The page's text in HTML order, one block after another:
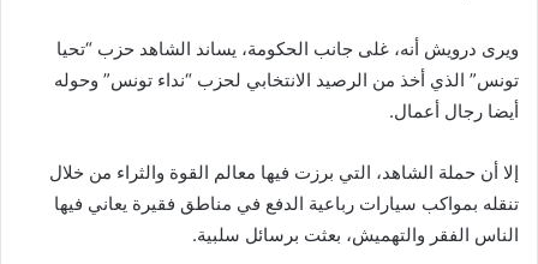
ويرى درويش أنه، غلى جانب الحكومة، يساند الشاهد حزب “تحيا
تونس” الذي أخذ من الرصيد الانتخابي لحزب “نداء تونس” وحوله
أيضا رجال أعمال.
إلا أن حملة الشاهد، التي برزت فيها معالم القوة والثراء من خلال
تنقله بمواكب سيارات رباعية الدفع في مناطق فقيرة يعاني فيها
الناس الفقر والتهميش، بعثت برسائل سلبية.